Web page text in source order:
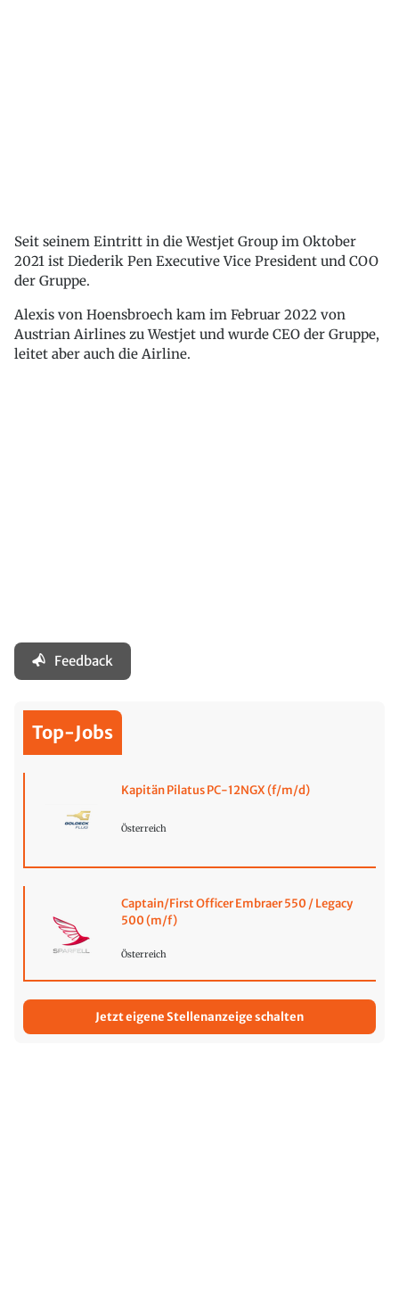
Seit seinem Eintritt in die Westjet Group im Oktober
2021 ist Diederik Pen Executive Vice President und COO
der Gruppe.
Alexis von Hoensbroech kam im Februar 2022 von
Austrian Airlines zu Westjet und wurde CEO der Gruppe,
leitet aber auch die Airline.
Feedback
Top-Jobs
Kapitän Pilatus PC-12NGX (f/m/d)
Österreich
Captain/First Officer Embraer 550 / Legacy
500 (m/f)
Österreich
Jetzt eigene Stellenanzeige schalten